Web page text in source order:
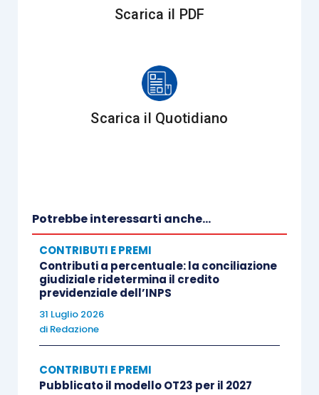
Scarica il PDF
Scarica il Quotidiano
Potrebbe interessarti anche...
CONTRIBUTI E PREMI
Contributi a percentuale: la conciliazione
giudiziale ridetermina il credito
previdenziale dell’INPS
31 Luglio 2026
di Redazione
CONTRIBUTI E PREMI
Pubblicato il modello OT23 per il 2027